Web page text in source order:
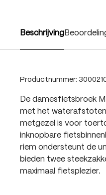
Beschrijving
Productnummer:
De damesfietsbroek
met het
metgezel is voor
inknopbare
riem ondersteunt de
bieden twee
maximaal fietsplezier.